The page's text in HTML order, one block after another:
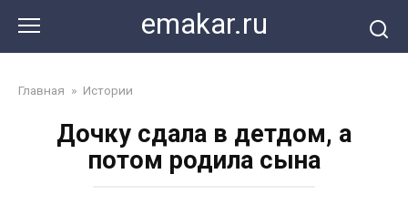
контенту
emakar.ru
Главная » Истории
Дочку сдала в детдом, а
потом родила сына